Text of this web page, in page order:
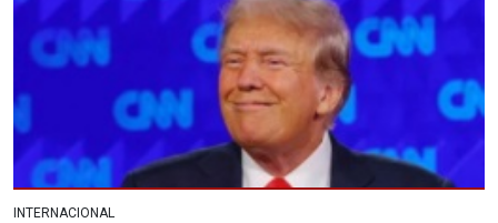
INTERNACIONAL